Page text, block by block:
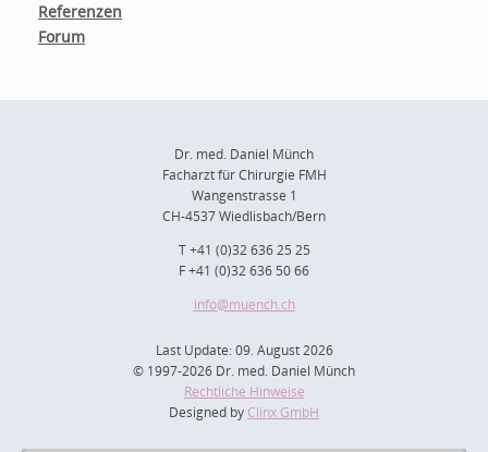
Referenzen
Forum
Dr. med. Daniel Münch
Facharzt für Chirurgie FMH
Wangenstrasse 1
CH-4537 Wiedlisbach/Bern
T +41 (0)32 636 25 25
F +41 (0)32 636 50 66
info@muench.ch
Last Update: 09. August 2026
© 1997-2026 Dr. med. Daniel Münch
Rechtliche Hinweise
Designed by Clinx GmbH